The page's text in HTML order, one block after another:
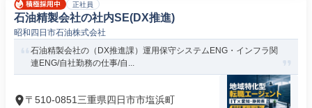
正社員
石油精製会社の社内SE(DX推進)
昭和四日市石油株式会社
石油精製会社の（DX推進課）運用保守システムENG・インフラ関
連ENG/自社勤務の仕事/自...
〒510-0851三重県四日市市塩浜町